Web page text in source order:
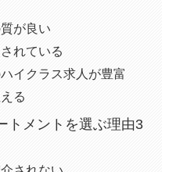
が良い
れている
イクラス求人が豊富
る
トメントを選ぶ理由3